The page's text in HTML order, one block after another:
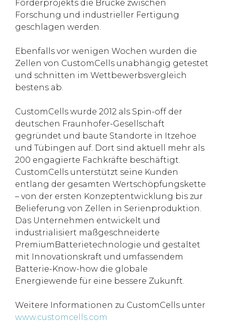
Förderprojekts die Brücke zwischen
Forschung und industrieller Fertigung
geschlagen werden.
Ebenfalls vor wenigen Wochen wurden die
Zellen von CustomCells unabhängig getestet
und schnitten im Wettbewerbsvergleich
bestens ab.
CustomCells wurde 2012 als Spin-off der
deutschen Fraunhofer-Gesellschaft
gegründet und baute Standorte in Itzehoe
und Tübingen auf. Dort sind aktuell mehr als
200 engagierte Fachkräfte beschäftigt.
CustomCells unterstützt seine Kunden
entlang der gesamten Wertschöpfungskette
– von der ersten Konzeptentwicklung bis zur
Belieferung von Zellen in Serienproduktion.
Das Unternehmen entwickelt und
industrialisiert maßgeschneiderte
PremiumBatterietechnologie und gestaltet
mit Innovationskraft und umfassendem
Batterie-Know-how die globale
Energiewende für eine bessere Zukunft.
Weitere Informationen zu CustomCells unter
www.customcells.com